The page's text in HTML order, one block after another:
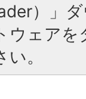
）」
ウェア
。